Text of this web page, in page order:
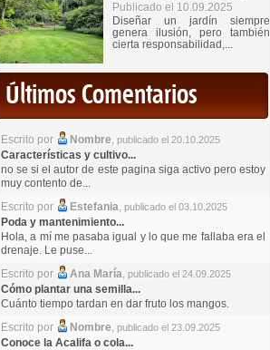
Publicado el 10.09.2025
Diseñar un jardín siempre
genera ilusión, pero también
cierta responsabilidad,...
Últimos Comentarios
Escrito por Nombre, publicado el 20.10.2025
Características y cultivo...
no se si el autor de este pagina siga activo pero estoy
muy contento de...
Escrito por
Estefania, publicado el 03.10.2025
Poda y mantenimiento...
Hola, a mí me pasaba igual y lo que me fallaba era el
drenaje. Le puse...
Escrito por
Ana María, publicado el 24.09.2025
Cómo plantar una semilla...
Cuánto tiempo tardan en dar fruto los mangos.
Escrito por
Nombre, publicado el 23.09.2025
Conoce la Acalifa o cola...